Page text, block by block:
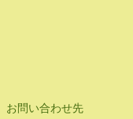
お問い合わせ先